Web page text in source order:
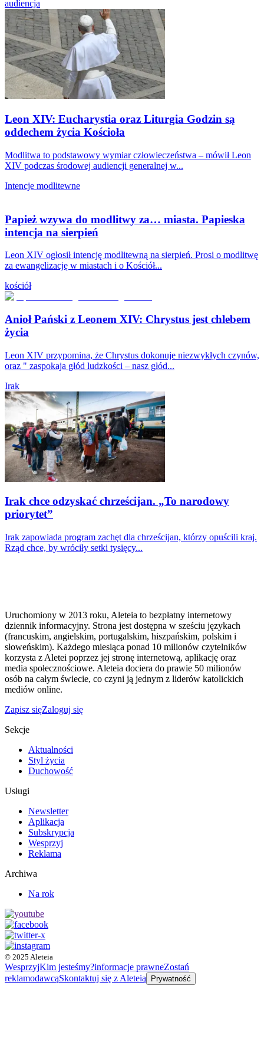
audiencja
Leon XIV: Eucharystia oraz Liturgia Godzin są
oddechem życia Kościoła
Modlitwa to podstawowy wymiar człowieczeństwa – mówił Leon
XIV podczas środowej audiencji generalnej w...
Intencje modlitewne
Papież wzywa do modlitwy za… miasta. Papieska
intencja na sierpień
Leon XIV ogłosił intencję modlitewną na sierpień. Prosi o modlitwę
za ewangelizację w miastach i o Kościół...
kościół
Anioł Pański z Leonem XIV: Chrystus jest chlebem
życia
Leon XIV przypomina, że Chrystus dokonuje niezwykłych czynów,
oraz " zaspokaja głód ludzkości – nasz głód...
Irak
Irak chce odzyskać chrześcijan. „To narodowy
priorytet”
Irak zapowiada program zachęt dla chrześcijan, którzy opuścili kraj.
Rząd chce, by wróciły setki tysięcy...
Uruchomiony w 2013 roku, Aleteia to bezpłatny internetowy
dziennik informacyjny. Strona jest dostępna w sześciu językach
(francuskim, angielskim, portugalskim, hiszpańskim, polskim i
słoweńskim). Każdego miesiąca ponad 10 milionów czytelników
korzysta z Aletei poprzez jej stronę internetową, aplikację oraz
media społecznościowe. Aleteia dociera do prawie 50 milionów
osób na całym świecie, co czyni ją jednym z liderów katolickich
mediów online.
Zapisz sięZaloguj się
Sekcje
Aktualności
Styl życia
Duchowość
Usługi
Newsletter
Aplikacja
Subskrypcja
Wesprzyj
Reklama
Archiwa
Na rok
© 2025 Aleteia
WesprzyjKim jesteśmy?informacje prawneZostań
reklamodawcąSkontaktuj się z Aleteią Prywatność